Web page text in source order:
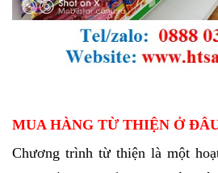
MUA HÀNG TỪ THIỆN Ở
Chương trình từ thiện là một